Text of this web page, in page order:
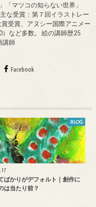
「マツコの知らない世界」
主な受賞：第７回イラストレー
受賞、アヌシー国際アニメー
など多数。 絵の講師歴25
講師
Facebook
BLOG
ばかりがデフォルト｜創作に
は当たり前？